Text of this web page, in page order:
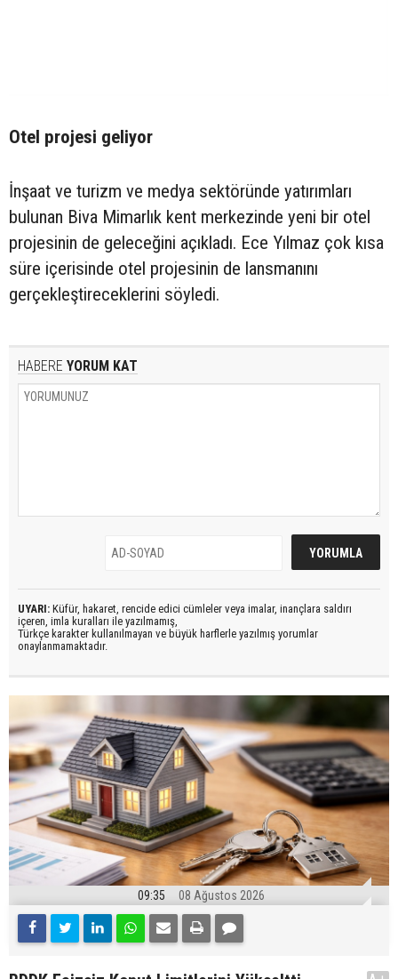
Otel projesi geliyor
İnşaat ve turizm ve medya sektöründe yatırımları
bulunan Biva Mimarlık kent merkezinde yeni bir otel
projesinin de geleceğini açıkladı. Ece Yılmaz çok kısa
süre içerisinde otel projesinin de lansmanını
gerçekleştireceklerini söyledi.
HABERE YORUM KAT
UYARI: Küfür, hakaret, rencide edici cümleler veya imalar, inançlara saldırı
içeren, imla kuralları ile yazılmamış,
Türkçe karakter kullanılmayan ve büyük harflerle yazılmış yorumlar
onaylanmamaktadır.
09:35 08 Ağustos 2026